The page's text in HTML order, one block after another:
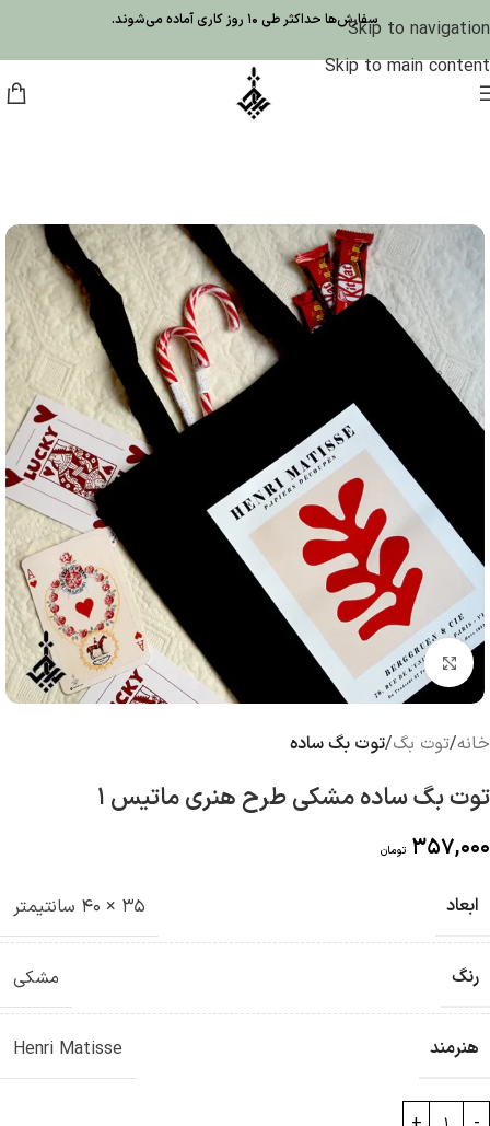
Skip to navigation
Skip to main content
سفارش‌ها حداکثر طی 10 روز کاری آماده می‌شوند.
بزرگنمایی تصویر
خانه توت بگ توت بگ ساده
توت بگ ساده مشکی طرح هنری ماتیس 1
357,000 تومان
ابعاد 35 × 40 سانتیمتر
رنگ مشکی
هنرمند Henri Matisse